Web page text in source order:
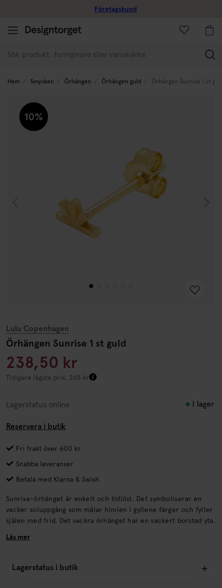
Företagskund
Hem Smycken Örhängen Örhängen guld Örhängen Sunrise 1 st
10%
Lulu Copenhagen
Örhängen Sunrise 1 st guld
238,50 kr
Tidigare lägsta pris: 265 kr
Lagerstatus online I lager
Reservera i butik
Fri frakt över 600 kr
Snabba leveranser
Betala med Klarna & Swish
Sunrise-örhänget är enkelt och tidlöst. Det symboliserar en
vacker soluppgång som målar himlen i gyllene färger och fyller
själen med frid. Det vackra örhänget har en vackert borstad yta.
Läs mer
Lagerstatus i butik